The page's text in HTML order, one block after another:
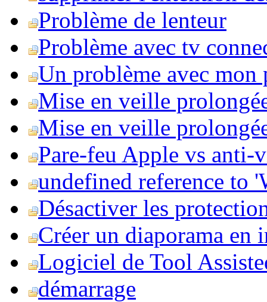
Problème de lenteur
Problème avec tv
Un problème avec mon
Mise en veille
Mise en veille
Pare-feu Apple vs anti-
undefined reference to
Désactiver les
Créer un diaporama en
Logiciel de Tool
démarrage